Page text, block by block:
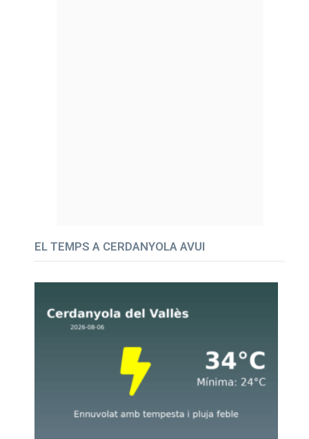
EL TEMPS A CERDANYOLA AVUI